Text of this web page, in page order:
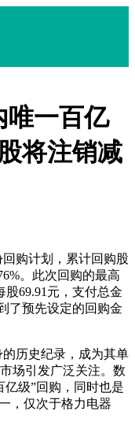
唯一百亿
将注销减
购计划，累计回购股
。此次回购的最高
股69.91元，支付总金
了预先设定的回购金
历史纪录，成为其单
场引发广泛关注。数
级”回购，同时也是
，仅次于格力电器